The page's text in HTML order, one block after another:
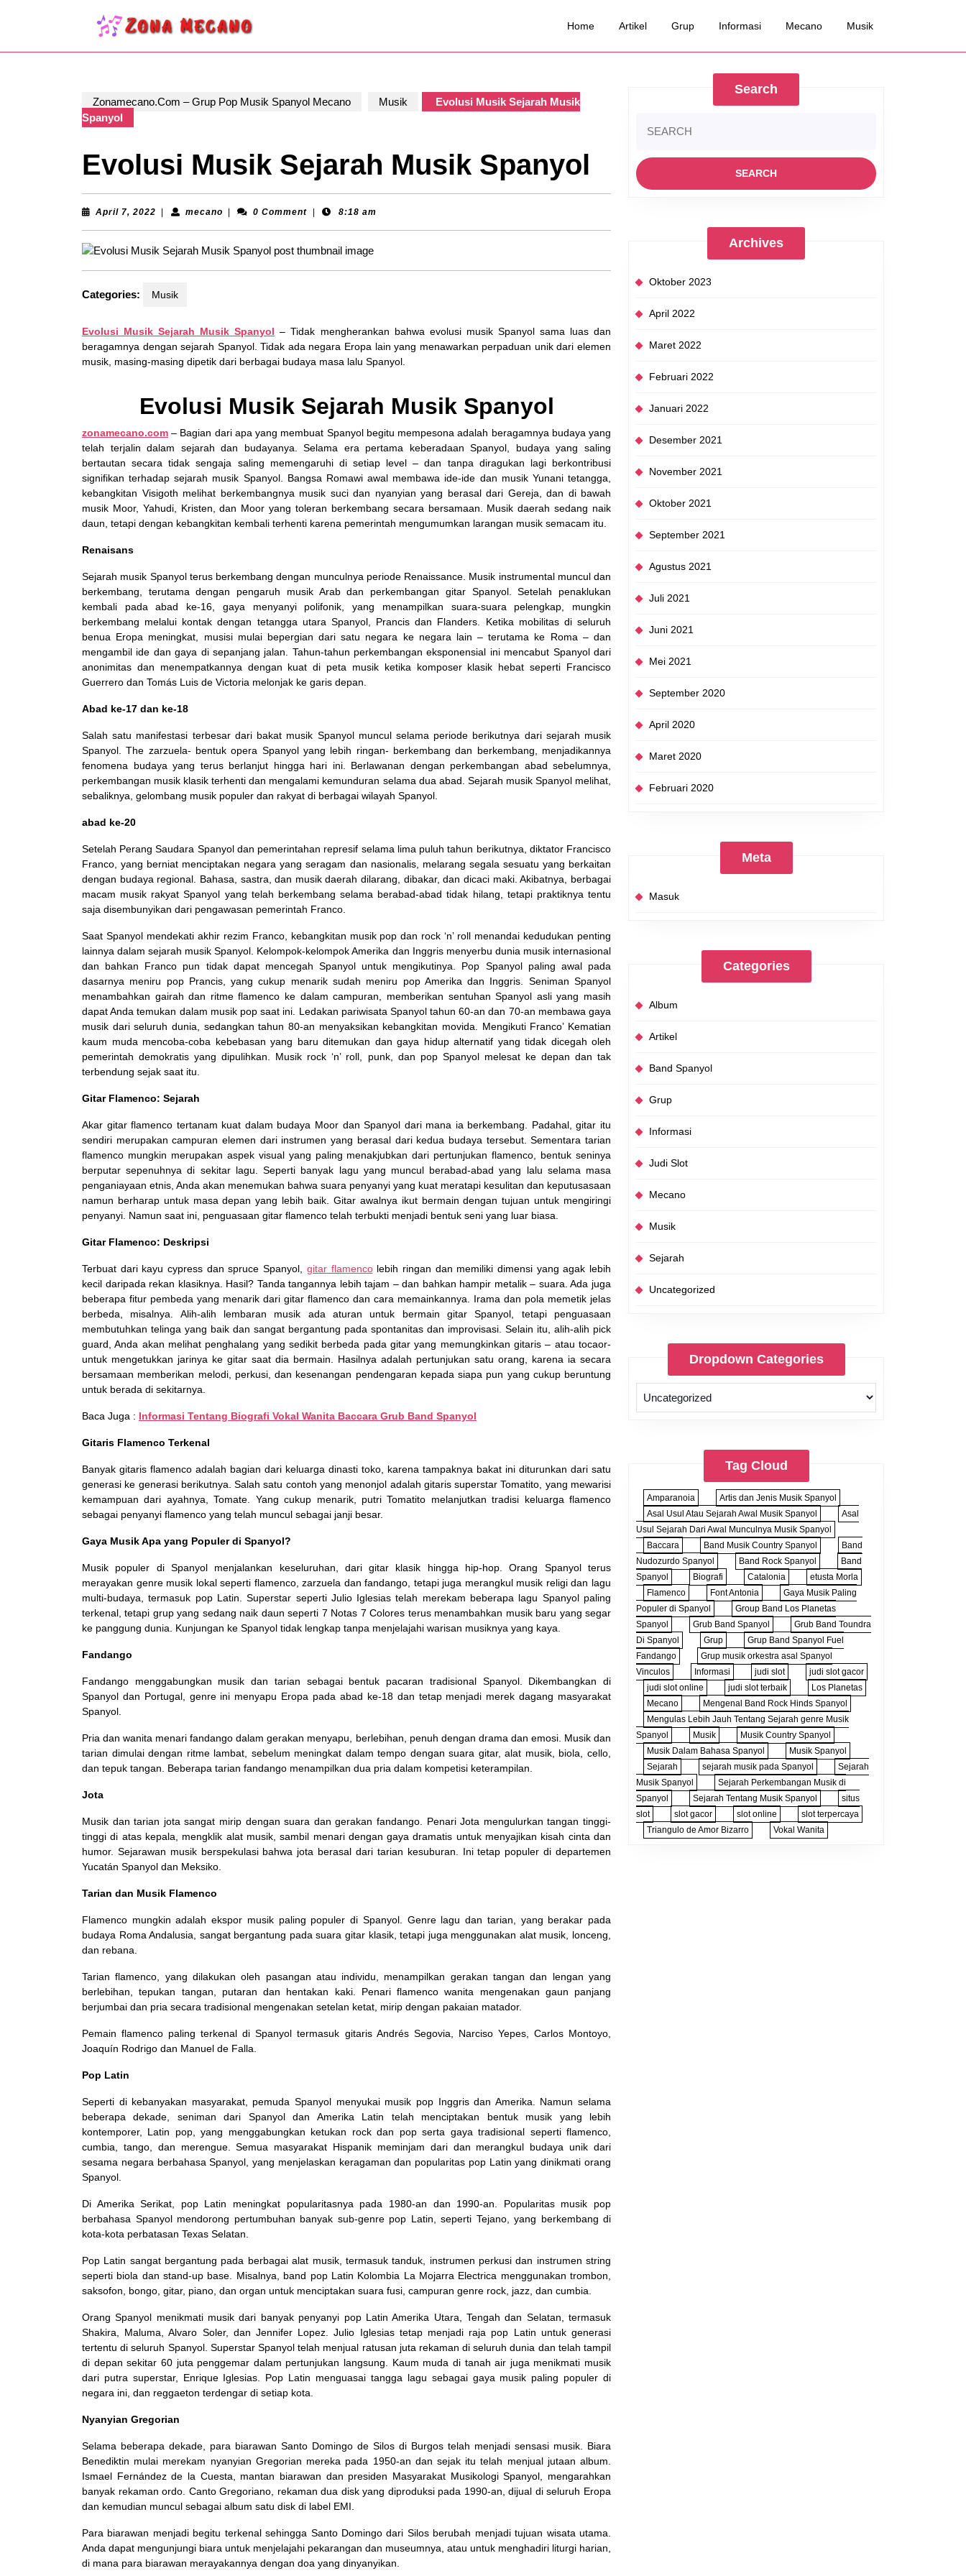
Home Artikel Grup Informasi Mecano Musik
Zonamecano.Com – Grup Pop Musik Spanyol Mecano Musik
Evolusi Musik Sejarah Musik
Spanyol
Evolusi Musik Sejarah Musik Spanyol
April 7, 2022 April
mecanomecano0 Comment 8:18 am
Categories: Musik
Evolusi Musik Sejarah Musik Spanyol – Tidak mengherankan bahwa evolusi musik Spanyol sama luas dan
beragamnya dengan sejarah Spanyol. Tidak ada negara Eropa lain yang menawarkan perpaduan unik dari elemen
musik, masing-masing dipetik dari berbagai budaya masa lalu Spanyol.
Evolusi Musik Sejarah Musik Spanyol
zonamecano.com – Bagian dari apa yang membuat Spanyol begitu mempesona adalah beragamnya budaya yang
telah terjalin dalam sejarah dan budayanya. Selama era pertama keberadaan Spanyol, budaya yang saling
bertautan secara tidak sengaja saling memengaruhi di setiap level – dan tanpa diragukan lagi berkontribusi
signifikan terhadap sejarah musik Spanyol. Bangsa Romawi awal membawa ide-ide dan musik Yunani tetangga,
kebangkitan Visigoth melihat berkembangnya musik suci dan nyanyian yang berasal dari Gereja, dan di bawah
musik Moor, Yahudi, Kristen, dan Moor yang toleran berkembang secara bersamaan. Musik daerah sedang naik
daun, tetapi dengan kebangkitan kembali terhenti karena pemerintah mengumumkan larangan musik semacam itu.
Renaisans
Sejarah musik Spanyol terus berkembang dengan munculnya periode Renaissance. Musik instrumental muncul dan
berkembang, terutama dengan pengaruh musik Arab dan perkembangan gitar Spanyol. Setelah penaklukan
kembali pada abad ke-16, gaya menyanyi polifonik, yang menampilkan suara-suara pelengkap, mungkin
berkembang melalui kontak dengan tetangga utara Spanyol, Prancis dan Flanders. Ketika mobilitas di seluruh
benua Eropa meningkat, musisi mulai bepergian dari satu negara ke negara lain – terutama ke Roma – dan
mengambil ide dan gaya di sepanjang jalan. Tahun-tahun perkembangan eksponensial ini mencabut Spanyol dari
anonimitas dan menempatkannya dengan kuat di peta musik ketika komposer klasik hebat seperti Francisco
Guerrero dan Tomás Luis de Victoria melonjak ke garis depan.
Abad ke-17 dan ke-18
Salah satu manifestasi terbesar dari bakat musik Spanyol muncul selama periode berikutnya dari sejarah musik
Spanyol. The zarzuela- bentuk opera Spanyol yang lebih ringan- berkembang dan berkembang, menjadikannya
fenomena budaya yang terus berlanjut hingga hari ini. Berlawanan dengan perkembangan abad sebelumnya,
perkembangan musik klasik terhenti dan mengalami kemunduran selama dua abad. Sejarah musik Spanyol melihat,
sebaliknya, gelombang musik populer dan rakyat di berbagai wilayah Spanyol.
abad ke-20
Setelah Perang Saudara Spanyol dan pemerintahan represif selama lima puluh tahun berikutnya, diktator Francisco
Franco, yang berniat menciptakan negara yang seragam dan nasionalis, melarang segala sesuatu yang berkaitan
dengan budaya regional. Bahasa, sastra, dan musik daerah dilarang, dibakar, dan dicaci maki. Akibatnya, berbagai
macam musik rakyat Spanyol yang telah berkembang selama berabad-abad tidak hilang, tetapi praktiknya tentu
saja disembunyikan dari pengawasan pemerintah Franco.
Saat Spanyol mendekati akhir rezim Franco, kebangkitan musik pop dan rock ‘n’ roll menandai kedudukan penting
lainnya dalam sejarah musik Spanyol. Kelompok-kelompok Amerika dan Inggris menyerbu dunia musik internasional
dan bahkan Franco pun tidak dapat mencegah Spanyol untuk mengikutinya. Pop Spanyol paling awal pada
dasarnya meniru pop Prancis, yang cukup menarik sudah meniru pop Amerika dan Inggris. Seniman Spanyol
menambahkan gairah dan ritme flamenco ke dalam campuran, memberikan sentuhan Spanyol asli yang masih
dapat Anda temukan dalam musik pop saat ini. Ledakan pariwisata Spanyol tahun 60-an dan 70-an membawa gaya
musik dari seluruh dunia, sedangkan tahun 80-an menyaksikan kebangkitan movida. Mengikuti Franco’ Kematian
kaum muda mencoba-coba kebebasan yang baru ditemukan dan gaya hidup alternatif yang tidak dicegah oleh
pemerintah demokratis yang dipulihkan. Musik rock ‘n’ roll, punk, dan pop Spanyol melesat ke depan dan tak
terbendung sejak saat itu.
Gitar Flamenco: Sejarah
Akar gitar flamenco tertanam kuat dalam budaya Moor dan Spanyol dari mana ia berkembang. Padahal, gitar itu
sendiri merupakan campuran elemen dari instrumen yang berasal dari kedua budaya tersebut. Sementara tarian
flamenco mungkin merupakan aspek visual yang paling menakjubkan dari pertunjukan flamenco, bentuk seninya
berputar sepenuhnya di sekitar lagu. Seperti banyak lagu yang muncul berabad-abad yang lalu selama masa
penganiayaan etnis, Anda akan menemukan bahwa suara penyanyi yang kuat meratapi kesulitan dan keputusasaan
namun berharap untuk masa depan yang lebih baik. Gitar awalnya ikut bermain dengan tujuan untuk mengiringi
penyanyi. Namun saat ini, penguasaan gitar flamenco telah terbukti menjadi bentuk seni yang luar biasa.
Gitar Flamenco: Deskripsi
Terbuat dari kayu cypress dan spruce Spanyol, gitar flamencolebih ringan dan memiliki dimensi yang agak lebih
kecil daripada rekan klasiknya. Hasil? Tanda tangannya lebih tajam – dan bahkan hampir metalik – suara. Ada juga
beberapa fitur pembeda yang menarik dari gitar flamenco dan cara memainkannya. Irama dan pola memetik jelas
berbeda, misalnya. Alih-alih lembaran musik ada aturan untuk bermain gitar Spanyol, tetapi penguasaan
membutuhkan telinga yang baik dan sangat bergantung pada spontanitas dan improvisasi. Selain itu, alih-alih pick
guard, Anda akan melihat penghalang yang sedikit berbeda pada gitar yang memungkinkan gitaris – atau tocaor-
untuk mengetukkan jarinya ke gitar saat dia bermain. Hasilnya adalah pertunjukan satu orang, karena ia secara
bersamaan memberikan melodi, perkusi, dan kesenangan pendengaran kepada siapa pun yang cukup beruntung
untuk berada di sekitarnya.
Baca Juga : Informasi Tentang Biografi Vokal Wanita Baccara Grub Band Spanyol
Gitaris Flamenco Terkenal
Banyak gitaris flamenco adalah bagian dari keluarga dinasti toko, karena tampaknya bakat ini diturunkan dari satu
generasi ke generasi berikutnya. Salah satu contoh yang menonjol adalah gitaris superstar Tomatito, yang mewarisi
kemampuan dari ayahnya, Tomate. Yang cukup menarik, putri Tomatito melanjutkan tradisi keluarga flamenco
sebagai penyanyi flamenco yang telah muncul sebagai janji besar.
Gaya Musik Apa yang Populer di Spanyol?
Musik populer di Spanyol menjalankan keseluruhan, dari gitar klasik hingga hip-hop. Orang Spanyol terus
merayakan genre musik lokal seperti flamenco, zarzuela dan fandango, tetapi juga merangkul musik religi dan lagu
multi-budaya, termasuk pop Latin. Superstar seperti Julio Iglesias telah merekam beberapa lagu Spanyol paling
terkenal, tetapi grup yang sedang naik daun seperti 7 Notas 7 Colores terus menambahkan musik baru yang segar
ke panggung dunia. Kunjungan ke Spanyol tidak lengkap tanpa menjelajahi warisan musiknya yang kaya.
Fandango
Fandango menggabungkan musik dan tarian sebagai bentuk pacaran tradisional Spanyol. Dikembangkan di
Spanyol dan Portugal, genre ini menyapu Eropa pada abad ke-18 dan tetap menjadi merek dagang masyarakat
Spanyol.
Pria dan wanita menari fandango dalam gerakan menyapu, berlebihan, penuh dengan drama dan emosi. Musik dan
tarian dimulai dengan ritme lambat, sebelum meningkat dalam tempo dengan suara gitar, alat musik, biola, cello,
dan tepuk tangan. Beberapa tarian fandango menampilkan dua pria dalam kompetisi keterampilan.
Jota
Musik dan tarian jota sangat mirip dengan suara dan gerakan fandango. Penari Jota mengulurkan tangan tinggi-
tinggi di atas kepala, mengklik alat musik, sambil menari dengan gaya dramatis untuk menyajikan kisah cinta dan
humor. Sejarawan musik berspekulasi bahwa jota berasal dari tarian kesuburan. Ini tetap populer di departemen
Yucatán Spanyol dan Meksiko.
Tarian dan Musik Flamenco
Flamenco mungkin adalah ekspor musik paling populer di Spanyol. Genre lagu dan tarian, yang berakar pada
budaya Roma Andalusia, sangat bergantung pada suara gitar klasik, tetapi juga menggunakan alat musik, lonceng,
dan rebana.
Tarian flamenco, yang dilakukan oleh pasangan atau individu, menampilkan gerakan tangan dan lengan yang
berlebihan, tepukan tangan, putaran dan hentakan kaki. Penari flamenco wanita mengenakan gaun panjang
berjumbai dan pria secara tradisional mengenakan setelan ketat, mirip dengan pakaian matador.
Pemain flamenco paling terkenal di Spanyol termasuk gitaris Andrés Segovia, Narciso Yepes, Carlos Montoyo,
Joaquín Rodrigo dan Manuel de Falla.
Pop Latin
Seperti di kebanyakan masyarakat, pemuda Spanyol menyukai musik pop Inggris dan Amerika. Namun selama
beberapa dekade, seniman dari Spanyol dan Amerika Latin telah menciptakan bentuk musik yang lebih
kontemporer, Latin pop, yang menggabungkan ketukan rock dan pop serta gaya tradisional seperti flamenco,
cumbia, tango, dan merengue. Semua masyarakat Hispanik meminjam dari dan merangkul budaya unik dari
sesama negara berbahasa Spanyol, yang menjelaskan keragaman dan popularitas pop Latin yang dinikmati orang
Spanyol.
Di Amerika Serikat, pop Latin meningkat popularitasnya pada 1980-an dan 1990-an. Popularitas musik pop
berbahasa Spanyol mendorong pertumbuhan banyak sub-genre pop Latin, seperti Tejano, yang berkembang di
kota-kota perbatasan Texas Selatan.
Pop Latin sangat bergantung pada berbagai alat musik, termasuk tanduk, instrumen perkusi dan instrumen string
seperti biola dan stand-up base. Misalnya, band pop Latin Kolombia La Mojarra Electrica menggunakan trombon,
saksofon, bongo, gitar, piano, dan organ untuk menciptakan suara fusi, campuran genre rock, jazz, dan cumbia.
Orang Spanyol menikmati musik dari banyak penyanyi pop Latin Amerika Utara, Tengah dan Selatan, termasuk
Shakira, Maluma, Alvaro Soler, dan Jennifer Lopez. Julio Iglesias tetap menjadi raja pop Latin untuk generasi
tertentu di seluruh Spanyol. Superstar Spanyol telah menjual ratusan juta rekaman di seluruh dunia dan telah tampil
di depan sekitar 60 juta penggemar dalam pertunjukan langsung. Kaum muda di tanah air juga menikmati musik
dari putra superstar, Enrique Iglesias. Pop Latin menguasai tangga lagu sebagai gaya musik paling populer di
negara ini, dan reggaeton terdengar di setiap kota.
Nyanyian Gregorian
Selama beberapa dekade, para biarawan Santo Domingo de Silos di Burgos telah menjadi sensasi musik. Biara
Benediktin mulai merekam nyanyian Gregorian mereka pada 1950-an dan sejak itu telah menjual jutaan album.
Ismael Fernández de la Cuesta, mantan biarawan dan presiden Masyarakat Musikologi Spanyol, mengarahkan
banyak rekaman ordo. Canto Gregoriano, rekaman dua disk yang diproduksi pada 1990-an, dijual di seluruh Eropa
dan kemudian muncul sebagai album satu disk di label EMI.
Para biarawan menjadi begitu terkenal sehingga Santo Domingo dari Silos berubah menjadi tujuan wisata utama.
Anda dapat mengunjungi biara untuk menjelajahi pekarangan dan museumnya, atau untuk menghadiri liturgi harian,
di mana para biarawan merayakannya dengan doa yang dinyanyikan.
Search
for:
Archives
Oktober 2023
April 2022
Maret 2022
Februari 2022
Januari 2022
Desember 2021
November 2021
Oktober 2021
September 2021
Agustus 2021
Juli 2021
Juni 2021
Mei 2021
September 2020
April 2020
Maret 2020
Februari 2020
Meta
Masuk
Categories
Album
Artikel
Band Spanyol
Grup
Informasi
Judi Slot
Mecano
Musik
Sejarah
Uncategorized
Dropdown Categories
Tag Cloud
Amparanoia
Artis dan Jenis Musik Spanyol
Asal Usul Atau Sejarah Awal Musik Spanyol
Asal
Usul Sejarah Dari Awal Munculnya Musik Spanyol
Baccara
Band Musik Country Spanyol
Band
Nudozurdo Spanyol
Band Rock Spanyol
Band
Spanyol
Biografi Catalonia
etusta Morla
Flamenco
Font Antonia
Gaya Musik Paling
Populer di Spanyol
Group Band Los Planetas
Spanyol
Grub Band Spanyol
Grub Band Toundra
Di Spanyol
Grup
Grup Band Spanyol Fuel
Fandango
Grup musik orkestra asal Spanyol
Vinculos
Informasi judi slot
judi slot gacor
judi slot online
judi slot terbaik
Los Planetas
Mecano
Mengenal Band Rock Hinds Spanyol
Mengulas Lebih Jauh Tentang Sejarah genre Musik
Spanyol
Musik
Musik Country Spanyol
Musik Dalam Bahasa Spanyol
Musik Spanyol
Sejarah
sejarah musik pada Spanyol
Sejarah
Musik Spanyol
Sejarah Perkembangan Musik di
Spanyol
Sejarah Tentang Musik Spanyol
situs
slot
slot gacor slot online
slot terpercaya
Triangulo de Amor Bizarro
Vokal Wanita